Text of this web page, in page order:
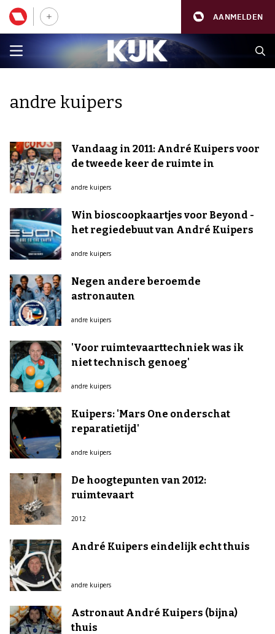
AANMELDEN
andre kuipers
Vandaag in 2011: André Kuipers voor
de tweede keer de ruimte in
andre kuipers
Win bioscoopkaartjes voor Beyond -
het regiedebuut van André Kuipers
andre kuipers
Negen andere beroemde
astronauten
andre kuipers
'Voor ruimtevaarttechniek was ik
niet technisch genoeg'
andre kuipers
Kuipers: 'Mars One onderschat
reparatietijd'
andre kuipers
De hoogtepunten van 2012:
ruimtevaart
2012
André Kuipers eindelijk echt thuis
andre kuipers
Astronaut André Kuipers (bijna)
thuis